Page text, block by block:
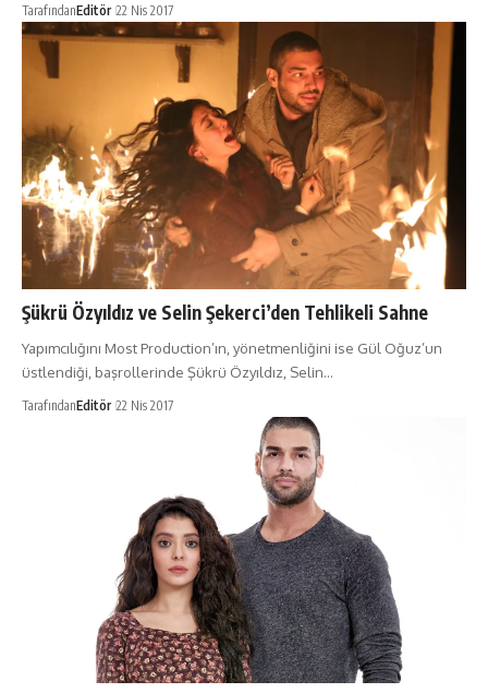
TarafındanEditör 22 Nis 2017
Şükrü Özyıldız ve Selin Şekerci’den Tehlikeli Sahne
Yapımcılığını Most Production’ın, yönetmenliğini ise Gül Oğuz’un
üstlendiği, başrollerinde Şükrü Özyıldız, Selin…
TarafındanEditör 22 Nis 2017